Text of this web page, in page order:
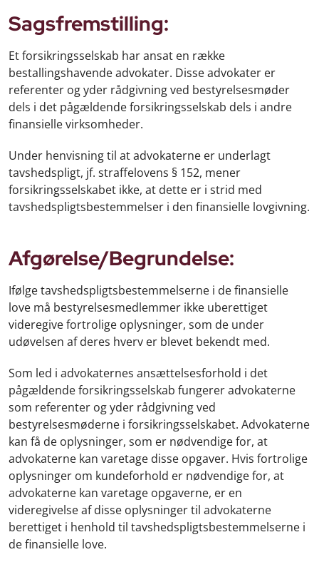
Sagsfremstilling:
Et forsikringsselskab har ansat en række
bestallingshavende advokater. Disse advokater er
referenter og yder rådgivning ved bestyrelsesmøder
dels i det pågældende forsikringsselskab dels i andre
finansielle virksomheder.
Under henvisning til at advokaterne er underlagt
tavshedspligt, jf. straffelovens § 152, mener
forsikringsselskabet ikke, at dette er i strid med
tavshedspligtsbestemmelser i den finansielle lovgivning.
Afgørelse/Begrundelse:
Ifølge tavshedspligtsbestemmelserne i de finansielle
love må bestyrelsesmedlemmer ikke uberettiget
videregive fortrolige oplysninger, som de under
udøvelsen af deres hverv er blevet bekendt med.
Som led i advokaternes ansættelsesforhold i det
pågældende forsikringsselskab fungerer advokaterne
som referenter og yder rådgivning ved
bestyrelsesmøderne i forsikringsselskabet. Advokaterne
kan få de oplysninger, som er nødvendige for, at
advokaterne kan varetage disse opgaver. Hvis fortrolige
oplysninger om kundeforhold er nødvendige for, at
advokaterne kan varetage opgaverne, er en
videregivelse af disse oplysninger til advokaterne
berettiget i henhold til tavshedspligtsbestemmelserne i
de finansielle love.